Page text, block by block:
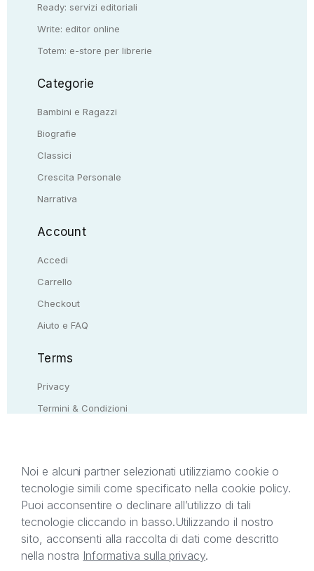
Ready: servizi editoriali
Write: editor online
Totem: e-store per librerie
Categorie
Bambini e Ragazzi
Biografie
Classici
Crescita Personale
Narrativa
Account
Accedi
Carrello
Checkout
Aiuto e FAQ
Terms
Privacy
Termini & Condizioni
Il presente sito web è di proprietà di StreetLib S.r.l.
C.F. e P.IVA 05338720963. StreetLib S.r.l. è
titolare di tutti i diritti di proprietà intellettuale
afferenti ai marchi, loghi e segni distintivi presenti
sul sito web. Si invita l’utente a prendere visione
Noi e alcuni partner selezionati utilizziamo cookie o
tecnologie simili come specificato nella cookie policy.
Puoi acconsentire o declinare all’utilizzo di tali
tecnologie cliccando in basso.Utilizzando il nostro
sito, acconsenti alla raccolta di dati come descritto
nella nostra Informativa sulla privacy.